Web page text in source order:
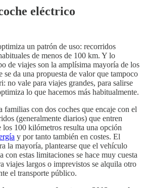
eléctrico
un patrón de uso: recorridos
de menos de 100 km. Y lo
de viajes son la amplísima mayoría de los
se da una propuesta de valor que tampoco
no vale para viajes grandes, para salirse
lo que hacemos más habitualmente.
familias con dos coches que encaje con el
(generalmente diarios) que entren
los 100 kilómetros resulta una opción
y por tanto también en costes. El
la mayoría, plantearse que el vehículo
con estas limitaciones se hace muy cuesta
viajes largos o imprevistos se alquila otro
el transporte público.